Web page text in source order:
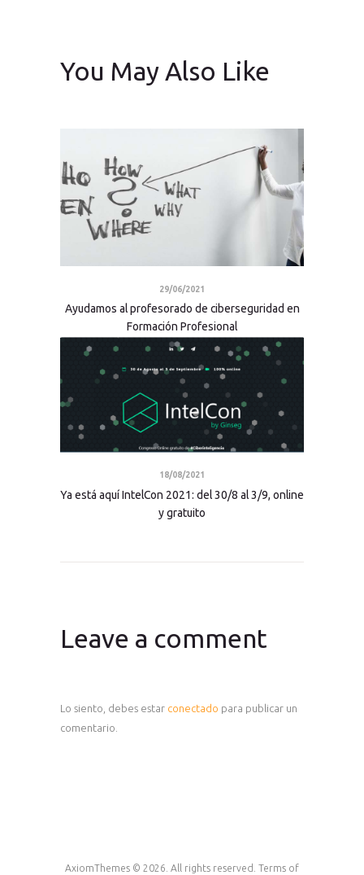
You May Also Like
29/06/2021
Ayudamos al profesorado de ciberseguridad en
Formación Profesional
18/08/2021
Ya está aquí IntelCon 2021: del 30/8 al 3/9, online
y gratuito
Leave a comment
Lo siento, debes estar conectado para publicar un
comentario.
AxiomThemes © 2026. All rights reserved. Terms of